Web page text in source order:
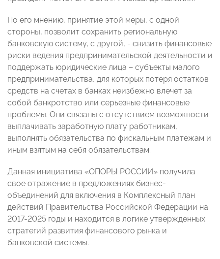
По его мнению, принятие этой меры, с одной
стороны, позволит сохранить региональную
банковскую систему, с другой, - снизить финансовые
риски ведения предпринимательской деятельности и
поддержать юридические лица – субъекты малого
предпринимательства, для которых потеря остатков
средств на счетах в банках неизбежно влечет за
собой банкротство или серьезные финансовые
проблемы. Они связаны с отсутствием возможности
выплачивать заработную плату работникам,
выполнять обязательства по фискальным платежам и
иным взятым на себя обязательствам.
Данная инициатива «ОПОРЫ РОССИИ» получила
свое отражение в предложениях бизнес-
объединений для включения в Комплексный план
действий Правительства Российской Федерации на
2017-2025 годы и находится в логике утвержденных
стратегий развития финансового рынка и
банковской системы.